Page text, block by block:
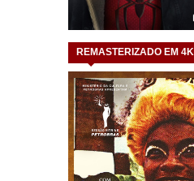
REMASTERIZADO EM 4K